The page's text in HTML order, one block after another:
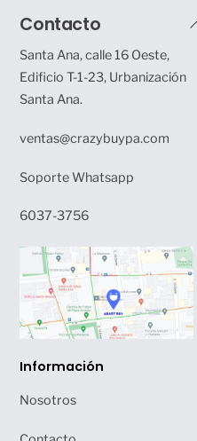
Contacto
Santa Ana, calle 16 Oeste,
Edificio T-1-23, Urbanización
Santa Ana.
ventas@crazybuypa.com
Soporte Whatsapp
6037-3756
Información
Nosotros